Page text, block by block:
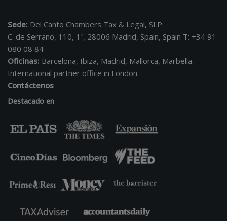
Sede: Del Canto Chambers Tax & Legal, SLP.
C. de Serrano, 110, 1º, 28006 Madrid, Spain, Spain T: +34 91
080 08 84
Oficinas: Barcelona, Ibiza, Madrid, Mallorca, Marbella.
International partner office in London
Contáctenos
Destacado en